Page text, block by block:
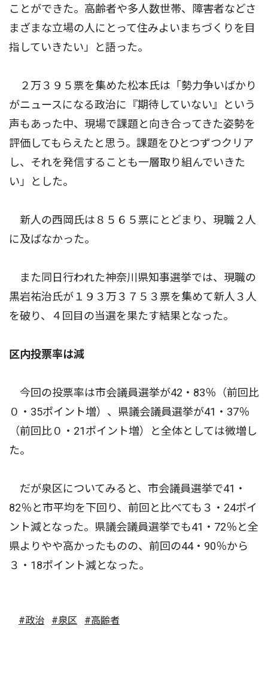
ことができた。高齢者や多人数世帯、障害者などさ
まざまな立場の人にとって住みよいまちづくりを目
指していきたい」と語った。
２万３９５票を集めた松本氏は「勢力争いばかり
がニュースになる政治に『期待していない』という
声もあった中、現場で課題と向き合ってきた姿勢を
評価してもらえたと思う。課題をひとつずつクリア
し、それを発信することも一層取り組んでいきた
い」とした。
新人の西岡氏は８５６５票にとどまり、現職２人
に及ばなかった。
また同日行われた神奈川県知事選挙では、現職の
黒岩祐治氏が１９３万３７５３票を集めて新人３人
を破り、４回目の当選を果たす結果となった。
区内投票率は減
今回の投票率は市会議員選挙が42・83％（前回比
０・35ポイント増）、県議会議員選挙が41・37％
（前回比０・21ポイント増）と全体としては微増し
た。
だが泉区についてみると、市会議員選挙で41・
82％と市平均を下回り、前回と比べても３・24ポイ
ント減となった。県議会議員選挙でも41・72％と全
県よりやや高かったものの、前回の44・90％から
３・18ポイント減となった。
#政治 #泉区 #高齢者